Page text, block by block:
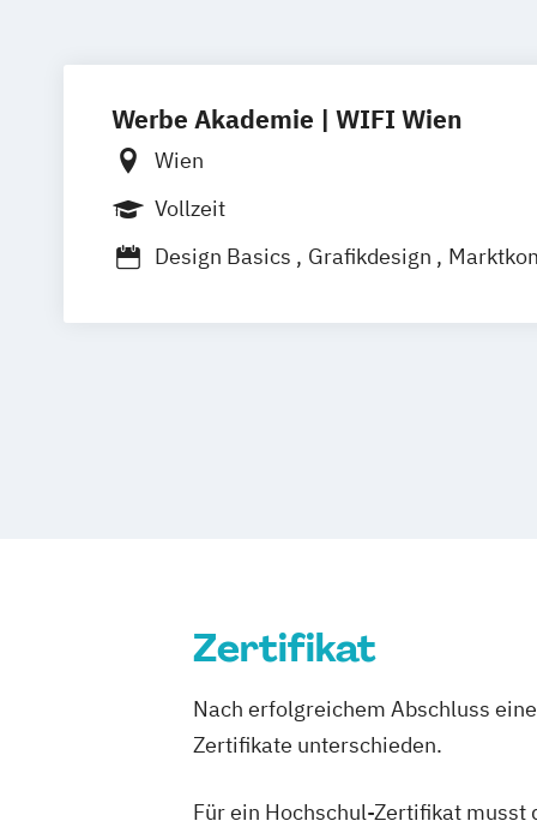
Werbe Akademie | WIFI Wien
Wien
Vollzeit
Design Basics
Grafikdesign
Zertifikat
Nach erfolgreichem Abschluss
Zertifikate unterschieden.
Für ein Hochschul-Zertifikat musst